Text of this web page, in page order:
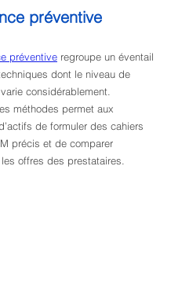
préventive
préventive regroupe un éventail
dont le niveau de
considérablement.
méthodes permet aux
de formuler des cahiers
précis et de comparer
offres des prestataires.